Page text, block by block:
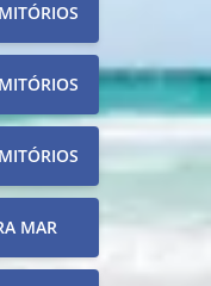
MAR